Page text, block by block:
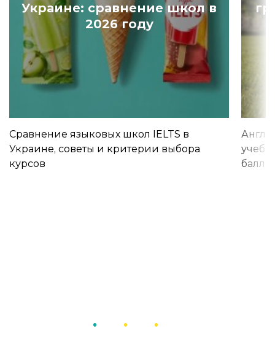
Украине: сравнение школ в
2026 году
Сравнение языковых школ IELTS в
Украине, советы и критерии выбора
курсов
учебы
баллы